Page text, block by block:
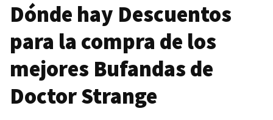
Dónde hay Descuentos
para la compra de los
mejores Bufandas de
Doctor Strange